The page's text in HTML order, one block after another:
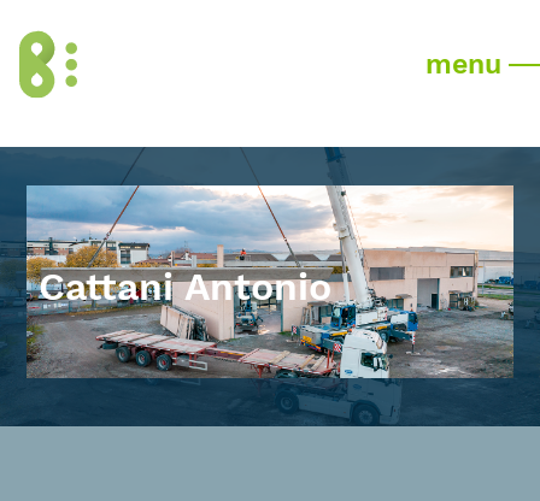
menu
Cattani Antonio